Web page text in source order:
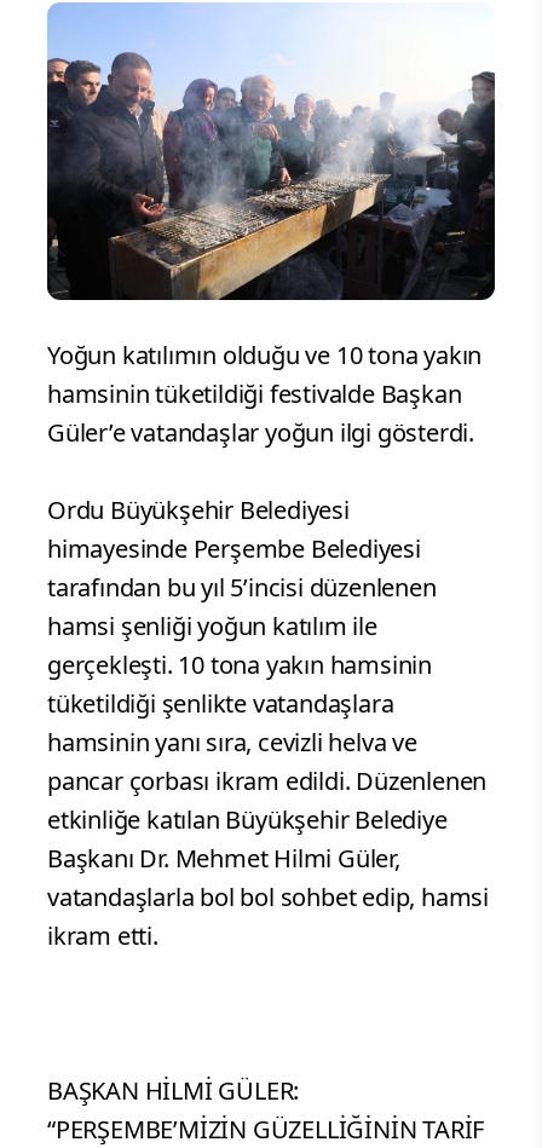
Yoğun katılımın olduğu ve 10 tona yakın
hamsinin tüketildiği festivalde Başkan
Güler’e vatandaşlar yoğun ilgi gösterdi.
Ordu Büyükşehir Belediyesi
himayesinde Perşembe Belediyesi
tarafından bu yıl 5’incisi düzenlenen
hamsi şenliği yoğun katılım ile
gerçekleşti. 10 tona yakın hamsinin
tüketildiği şenlikte vatandaşlara
hamsinin yanı sıra, cevizli helva ve
pancar çorbası ikram edildi. Düzenlenen
etkinliğe katılan Büyükşehir Belediye
Başkanı Dr. Mehmet Hilmi Güler,
vatandaşlarla bol bol sohbet edip, hamsi
ikram etti.
BAŞKAN HİLMİ GÜLER:
“PERŞEMBE’MİZİN GÜZELLİĞİNİN TARİF